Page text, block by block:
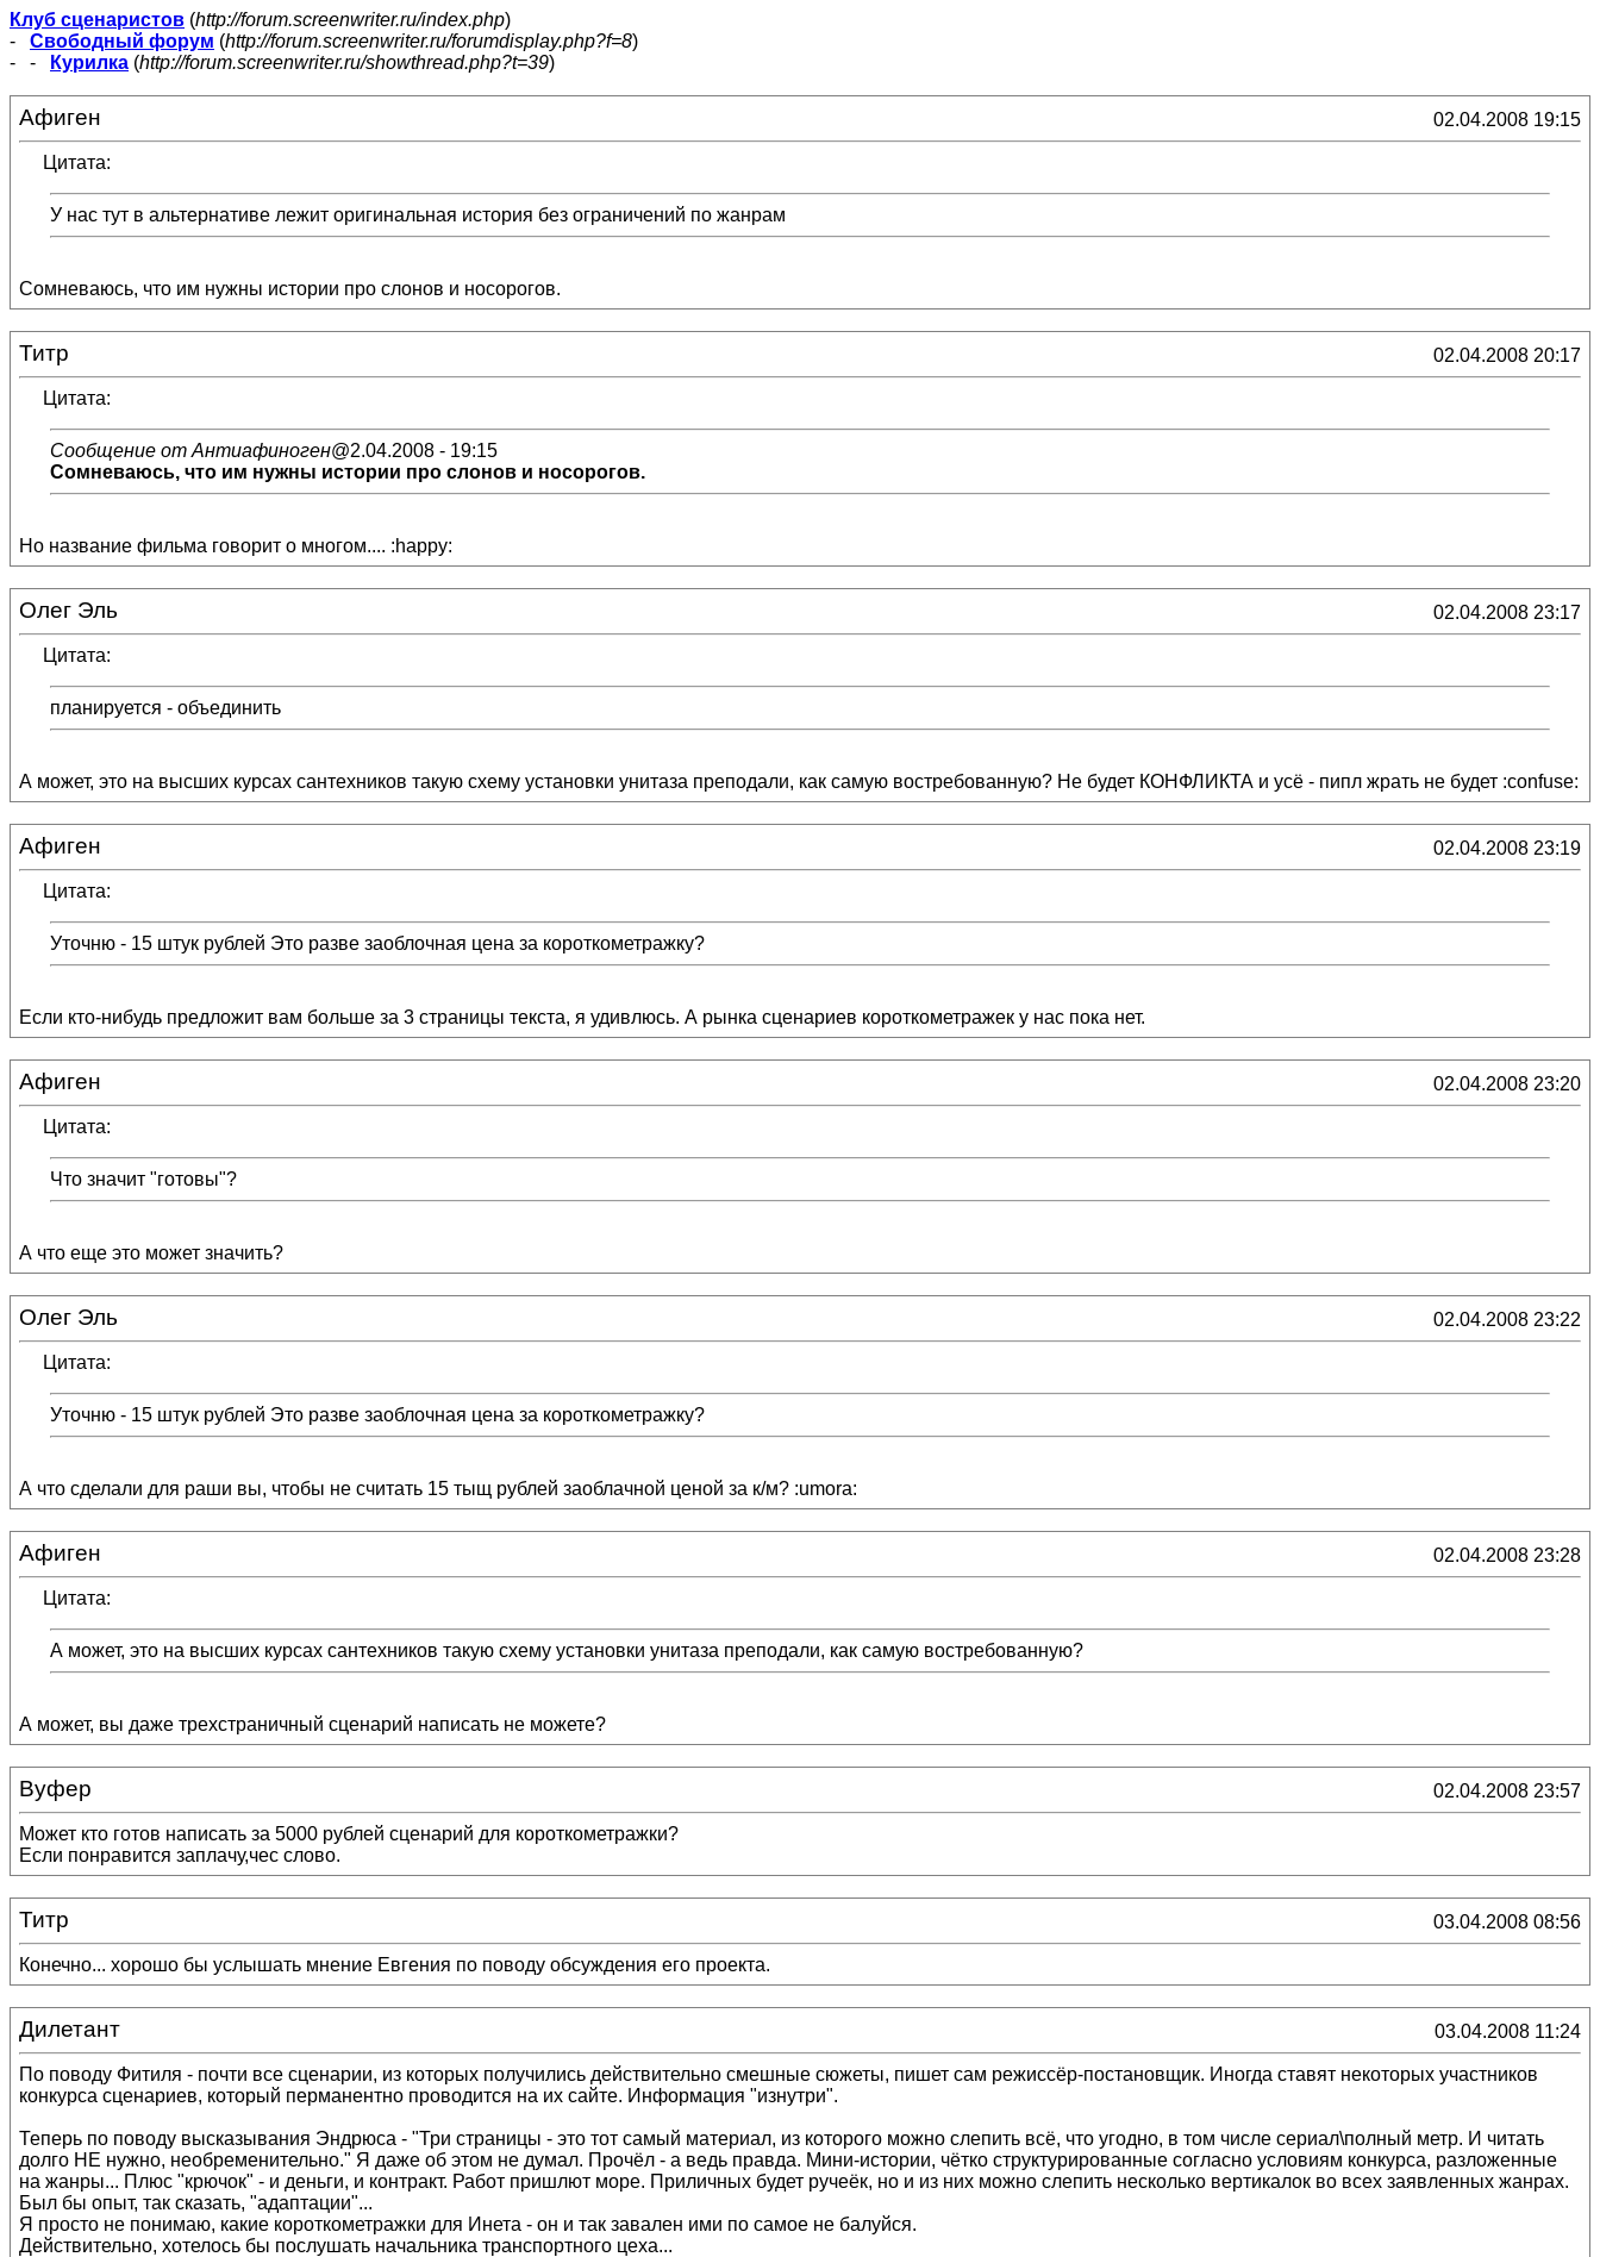
Клуб сценаристов (http://forum.screenwriter.ru/index.php)
- Свободный форум (http://forum.screenwriter.ru/forumdisplay.php?f=8)
- -
Курилка (http://forum.screenwriter.ru/showthread.php?t=39)
Афиген 02.04.2008 19:15
Цитата:
У нас тут в альтернативе лежит оригинальная история без ограничений по жанрам
Сомневаюсь, что им нужны истории про слонов и носорогов.
Титр 02.04.2008 20:17
Цитата:
Сообщение от Антиафиноген@2.04.2008 - 19:15
Сомневаюсь, что им нужны истории про слонов и носорогов.
Но название фильма говорит о многом.... :happy:
Олег Эль 02.04.2008 23:17
Цитата:
планируется - объединить
А может, это на высших курсах сантехников такую схему установки унитаза преподали, как самую востребованную? Не будет КОНФЛИКТА и усё - пипл жрать не будет :confuse:
Афиген 02.04.2008 23:19
Цитата:
Уточню - 15 штук рублей Это разве заоблочная цена за короткометражку?
Если кто-нибудь предложит вам больше за 3 страницы текста, я удивлюсь. А рынка сценариев короткометражек у нас пока нет.
Афиген 02.04.2008 23:20
Цитата:
Что значит "готовы"?
А что еще это может значить?
Олег Эль 02.04.2008 23:22
Цитата:
Уточню - 15 штук рублей Это разве заоблочная цена за короткометражку?
А что сделали для раши вы, чтобы не считать 15 тыщ рублей заоблачной ценой за к/м? :umora:
Афиген 02.04.2008 23:28
Цитата:
А может, это на высших курсах сантехников такую схему установки унитаза преподали, как самую востребованную?
А может, вы даже трехстраничный сценарий написать не можете?
Вуфер 02.04.2008 23:57
Может кто готов написать за 5000 рублей сценарий для короткометражки?
Если понравится заплачу,чес слово.
Титр 03.04.2008 08:56
Конечно... хорошо бы услышать мнение Евгения по поводу обсуждения его проекта.
Дилетант 03.04.2008 11:24
По поводу Фитиля - почти все сценарии, из которых получились действительно смешные сюжеты, пишет сам режиссёр-постановщик. Иногда ставят некоторых участников
конкурса сценариев, который перманентно проводится на их сайте. Информация "изнутри".
Теперь по поводу высказывания Эндрюса - "Три страницы - это тот самый материал, из которого можно слепить всё, что угодно, в том числе сериал\полный метр. И читать
долго НЕ нужно, необременительно." Я даже об этом не думал. Прочёл - а ведь правда. Мини-истории, чётко структурированные согласно условиям конкурса, разложенные
на жанры... Плюс "крючок" - и деньги, и контракт. Работ пришлют море. Приличных будет ручеёк, но и из них можно слепить несколько вертикалок во всех заявленных жанрах.
Был бы опыт, так сказать, "адаптации"...
Я просто не понимаю, какие короткометражки для Инета - он и так завален ими по самое не балуйся.
Действительно, хотелось бы послушать начальника транспортного цеха...